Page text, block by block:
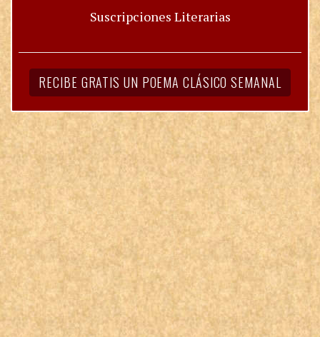
Suscripciones Literarias
RECIBE GRATIS UN POEMA CLÁSICO SEMANAL